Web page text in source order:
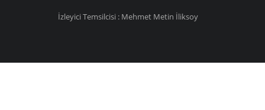
İzleyici Temsilcisi : Mehmet Metin İliksoy